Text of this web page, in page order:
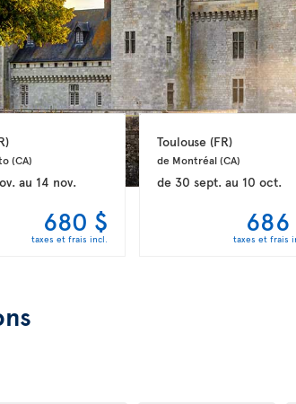
(CA)
au 14 nov.
680 $
taxes et frais incl.
Toulouse (FR)
de Montréal (CA)
de 30 sept. au 10 oct.
686
taxes et frais